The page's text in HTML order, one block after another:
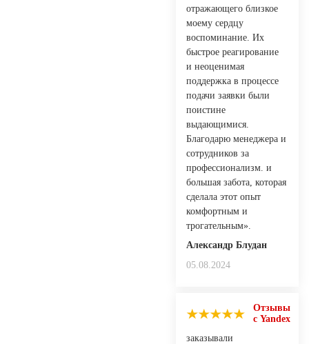
отражающего близкое
моему сердцу
воспоминание. Их
быстрое реагирование
и неоценимая
поддержка в процессе
подачи заявки были
поистине
выдающимися.
Благодарю менеджера и
сотрудников за
профессионализм. и
большая забота, которая
сделала этот опыт
комфортным и
трогательным».
Александр Блудан
05.08.2024
Отзывы
с Yandex
заказывали